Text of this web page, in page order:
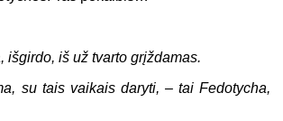
išgirdo, iš už tvarto grįždamas.
su tais vaikais daryti, – tai Fedotycha,